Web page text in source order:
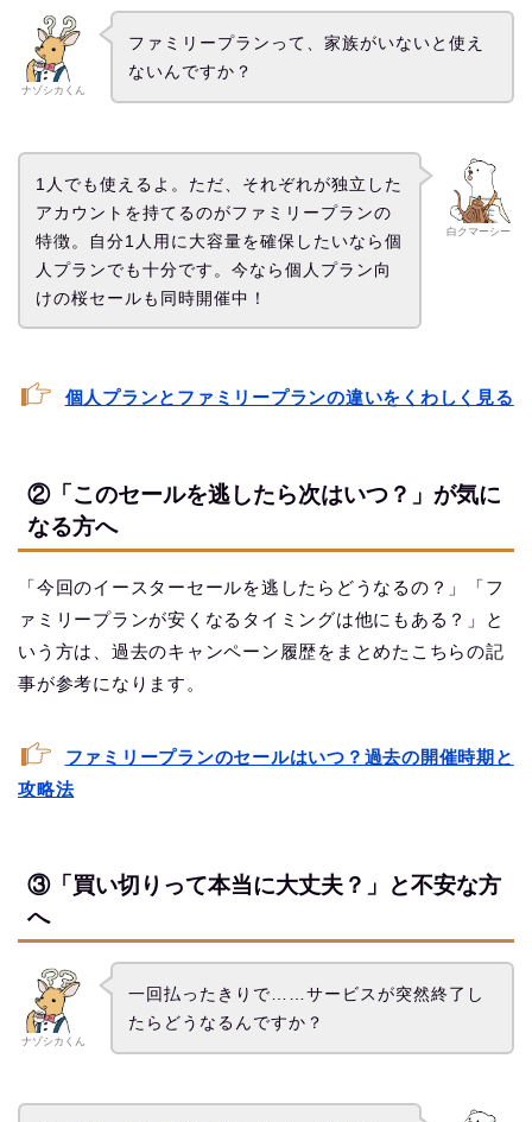
ナゾシカくん
ファミリープランって、家族がいないと使え
ないんですか？
白クマーシー
1人でも使えるよ。ただ、それぞれが独立した
アカウントを持てるのがファミリープランの
特徴。自分1人用に大容量を確保したいなら個
人プランでも十分です。今なら個人プラン向
けの桜セールも同時開催中！
個人プランとファミリープランの違いをくわしく見る
②「このセールを逃したら次はいつ？」が気に
なる方へ
「今回のイースターセールを逃したらどうなるの？」「フ
ァミリープランが安くなるタイミングは他にもある？」と
いう方は、過去のキャンペーン履歴をまとめたこちらの記
事が参考になります。
ファミリープランのセールはいつ？過去の開催時期と
攻略法
③「買い切りって本当に大丈夫？」と不安な方
へ
ナゾシカくん
一回払ったきりで……サービスが突然終了し
たらどうなるんですか？